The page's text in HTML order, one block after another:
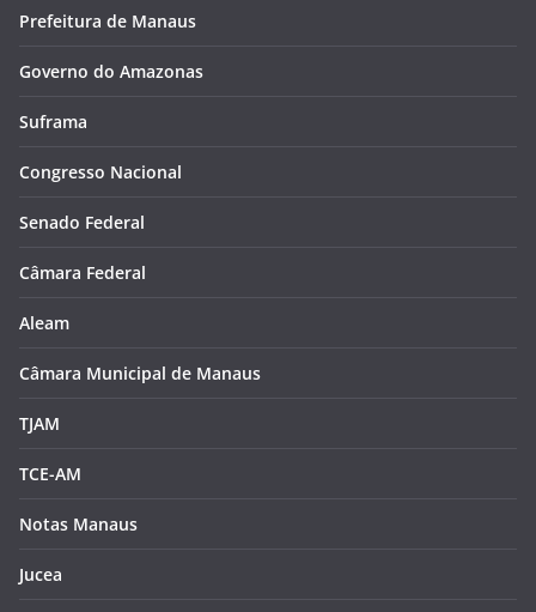
Prefeitura de Manaus
Governo do Amazonas
Suframa
Congresso Nacional
Senado Federal
Câmara Federal
Aleam
Câmara Municipal de Manaus
TJAM
TCE-AM
Notas Manaus
Jucea